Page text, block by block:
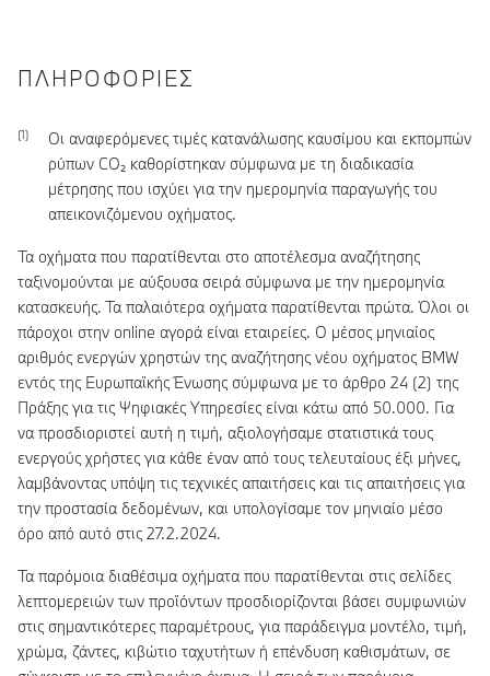
ΠΛΗΡΟΦΟΡΊΕΣ
Οι αναφερόμενες τιμές κατανάλωσης καυσίμου και εκπομπών
ρύπων CO₂ καθορίστηκαν σύμφωνα με τη διαδικασία
μέτρησης που ισχύει για την ημερομηνία παραγωγής του
απεικονιζόμενου οχήματος.
Τα οχήματα που παρατίθενται στο αποτέλεσμα αναζήτησης
ταξινομούνται με αύξουσα σειρά σύμφωνα με την ημερομηνία
κατασκευής. Τα παλαιότερα οχήματα παρατίθενται πρώτα. Όλοι οι
πάροχοι στην online αγορά είναι εταιρείες. Ο μέσος μηνιαίος
αριθμός ενεργών χρηστών της αναζήτησης νέου οχήματος BMW
εντός της Ευρωπαϊκής Ένωσης σύμφωνα με το άρθρο 24 (2) της
Πράξης για τις Ψηφιακές Υπηρεσίες είναι κάτω από 50.000. Για
να προσδιοριστεί αυτή η τιμή, αξιολογήσαμε στατιστικά τους
ενεργούς χρήστες για κάθε έναν από τους τελευταίους έξι μήνες,
λαμβάνοντας υπόψη τις τεχνικές απαιτήσεις και τις απαιτήσεις για
την προστασία δεδομένων, και υπολογίσαμε τον μηνιαίο μέσο
όρο από αυτό στις 27.2.2024.
Τα παρόμοια διαθέσιμα οχήματα που παρατίθενται στις σελίδες
λεπτομερειών των προϊόντων προσδιορίζονται βάσει συμφωνιών
στις σημαντικότερες παραμέτρους, για παράδειγμα μοντέλο, τιμή,
χρώμα, ζάντες, κιβώτιο ταχυτήτων ή επένδυση καθισμάτων, σε